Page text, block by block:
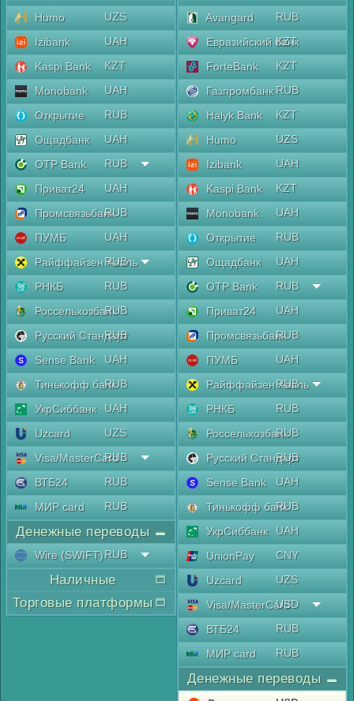
Humo
UZS
Izibank
UAH
Kaspi Bank
KZT
Monobank
UAH
Открытие
RUB
Ощадбанк
UAH
OTP Bank
RUB
Приват24
UAH
ПромсвязьбанкRUB
ПУМБ
UAH
Райффайзен Аваль
RUB
РНКБ
RUB
РоссельхозбанкRUB
Русский Стандарт
RUB
Sense Bank
UAH
Тинькофф банкRUB
УкрСиббанк
UAH
Uzcard
UZS
Visa/MasterCard
RUB
ВТБ24
RUB
МИР card
RUB
Денежные переводы
Wire (SWIFT)RUB
Наличные
Торговые платформы
Avangard
RUB
Евразийский банк
KZT
ForteBank
KZT
Газпромбанк RUB
Halyk Bank
KZT
Humo
UZS
Izibank
UAH
Kaspi Bank
KZT
Monobank
UAH
Открытие
RUB
Ощадбанк
UAH
OTP Bank
RUB
Приват24
UAH
ПромсвязьбанкRUB
ПУМБ
UAH
Райффайзен Аваль
RUB
РНКБ
RUB
РоссельхозбанкRUB
Русский Стандарт
RUB
Sense Bank
UAH
Тинькофф банкRUB
УкрСиббанк
UAH
UnionPay
CNY
Uzcard
UZS
Visa/MasterCard
USD
ВТБ24
RUB
МИР card
RUB
Денежные переводы